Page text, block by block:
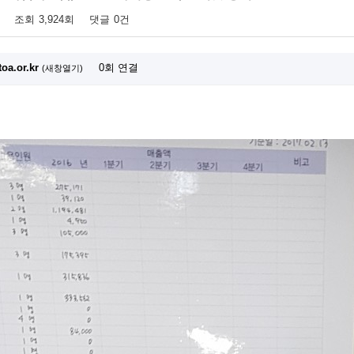
조회 3,924회 댓글 0건
(새창열기) 0회 연결